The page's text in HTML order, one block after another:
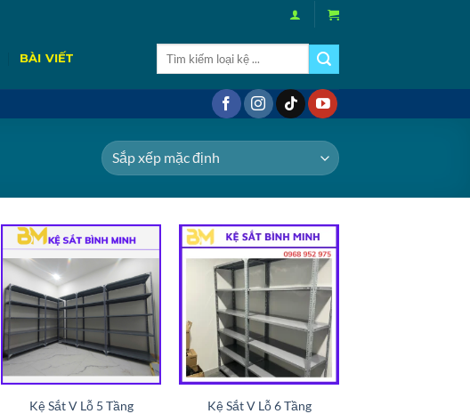
BÀI VIẾT
Tìm
Add to
wishlist
Kệ Sắt V Lỗ 5 Tầng
Add to
wishlist
Kệ Sắt V Lỗ 6 Tầng